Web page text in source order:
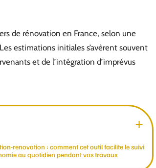
de rénovation en France, selon une
estimations initiales s’avèrent souvent
et de l’intégration d’imprévus
renovation : comment cet outil facilite le suivi
au quotidien pendant vos travaux